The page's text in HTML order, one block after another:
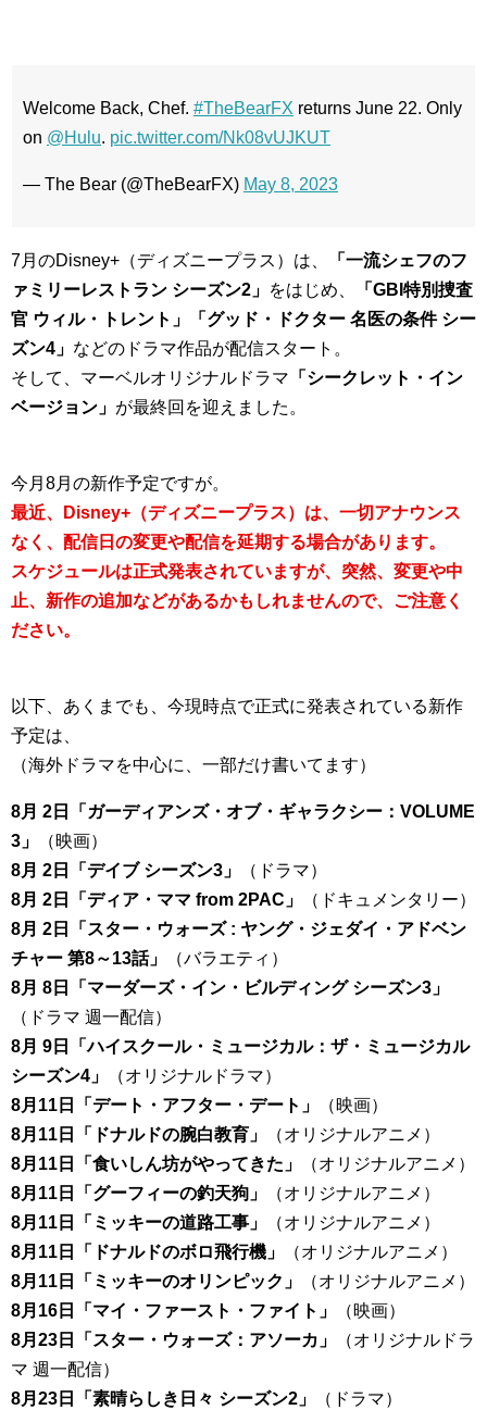
Welcome Back, Chef. #TheBearFX returns June 22. Only
on @Hulu. pic.twitter.com/Nk08vUJKUT
— The Bear (@TheBearFX) May 8, 2023
7月のDisney+（ディズニープラス）は、
「一流シェフのフ
ァミリーレストラン シーズン2」 をはじめ、
「GBI特別捜査
官 ウィル・トレント」「グッド・ドクター 名医の条件 シー
ズン4」 などのドラマ作品が配信スタート。
そして、マーベルオリジナルドラマ 「シークレット・イン
ベージョン」 が最終回を迎えました。
今月8月の新作予定ですが。
最近、Disney+（ディズニープラス）は、一切アナウンス
なく、配信日の変更や配信を延期する場合があります。
スケジュールは正式発表されていますが、突然、変更や中
止、新作の追加などがあるかもしれませんので、ご注意く
ださい。
以下、あくまでも、今現時点で正式に発表されている新作
予定は、
（海外ドラマを中心に、一部だけ書いてます）
8月 2日「ガーディアンズ・オブ・ギャラクシー：VOLUME
3」
（映画）
8月 2日「デイブ シーズン3」
（ドラマ）
8月 2日「ディア・ママ from 2PAC」
（ドキュメンタリー）
8月 2日「スター・ウォーズ : ヤング・ジェダイ・アドベン
チャー 第8～13話」
（バラエティ）
8月 8日「マーダーズ・イン・ビルディング シーズン3」
（ドラマ 週一配信）
8月 9日「ハイスクール・ミュージカル：ザ・ミュージカル
シーズン4」
（オリジナルドラマ）
8月11日「デート・アフター・デート」
（映画）
8月11日「ドナルドの腕白教育」
（オリジナルアニメ）
8月11日「食いしん坊がやってきた」
（オリジナルアニメ）
8月11日「グーフィーの釣天狗」
（オリジナルアニメ）
8月11日「ミッキーの道路工事」
（オリジナルアニメ）
8月11日「ドナルドのボロ飛行機」
（オリジナルアニメ）
8月11日「ミッキーのオリンピック」
（オリジナルアニメ）
8月16日「マイ・ファースト・ファイト」
（映画）
8月23日「スター・ウォーズ：アソーカ」
（オリジナルドラ
マ 週一配信）
8月23日「素晴らしき日々 シーズン2」
（ドラマ）